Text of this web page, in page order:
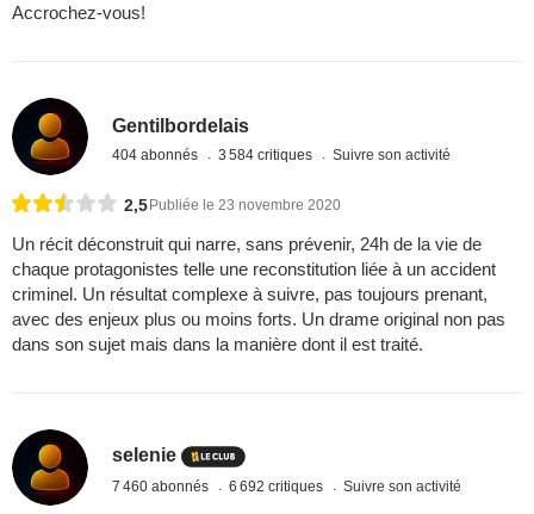
Accrochez-vous!
Gentilbordelais
404 abonnés 3 584 critiques Suivre son activité
2,5Publiée le 23 novembre 2020
Un récit déconstruit qui narre, sans prévenir, 24h de la vie de
chaque protagonistes telle une reconstitution liée à un accident
criminel. Un résultat complexe à suivre, pas toujours prenant,
avec des enjeux plus ou moins forts. Un drame original non pas
dans son sujet mais dans la manière dont il est traité.
selenie
7 460 abonnés 6 692 critiques Suivre son activité